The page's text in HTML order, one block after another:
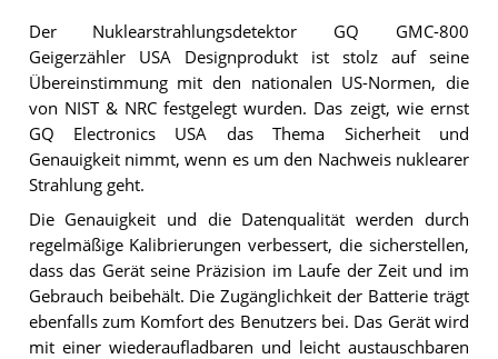
Der Nuklearstrahlungsdetektor GQ GMC-800
Geigerzähler USA Designprodukt ist stolz auf seine
Übereinstimmung mit den nationalen US-Normen, die
von NIST & NRC festgelegt wurden. Das zeigt, wie ernst
GQ Electronics USA das Thema Sicherheit und
Genauigkeit nimmt, wenn es um den Nachweis nuklearer
Strahlung geht.
Die Genauigkeit und die Datenqualität werden durch
regelmäßige Kalibrierungen verbessert, die sicherstellen,
dass das Gerät seine Präzision im Laufe der Zeit und im
Gebrauch beibehält. Die Zugänglichkeit der Batterie trägt
ebenfalls zum Komfort des Benutzers bei. Das Gerät wird
mit einer wiederaufladbaren und leicht austauschbaren